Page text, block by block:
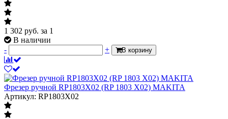
1 302 руб. за 1
В наличии
-
+ В корзину
Фрезер ручной RP1803X02 (RP 1803 X02) MAKITA
Артикул: RP1803X02